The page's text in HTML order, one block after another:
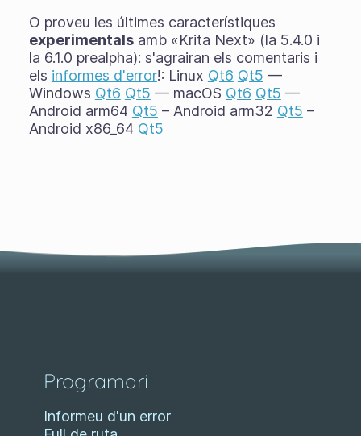
O proveu les últimes característiques
experimentalsamb «Krita Next» (la 5.4.0 i
la 6.1.0 prealpha): s'agrairan els comentaris i
els informes d'error!: Linux Qt6 Qt5 —
Windows Qt6 Qt5 — macOS Qt6 Qt5 —
Android arm64 Qt5 – Android arm32 Qt5 –
Android x86_64 Qt5
Programari
Informeu d'un error